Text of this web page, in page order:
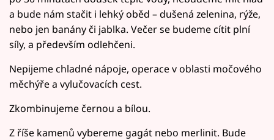
a bude nám stačit i lehký oběd – dušená zelenina, rýže,
nebo jen banány či jablka. Večer se budeme cítit plní
síly, a především odlehčeni.
Nepijeme chladné nápoje, operace v oblasti močového
měchýře a vylučovacích cest.
Zkombinujeme černou a bílou.
Z říše kamenů vybereme gagát nebo merlinit. Bude